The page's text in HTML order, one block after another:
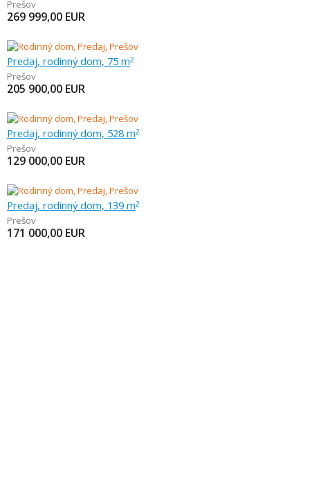
Prešov
269 999,00 EUR
Predaj, rodinný dom, 75 m2
Prešov
205 900,00 EUR
Predaj, rodinný dom, 528 m2
Prešov
129 000,00 EUR
Predaj, rodinný dom, 139 m2
Prešov
171 000,00 EUR